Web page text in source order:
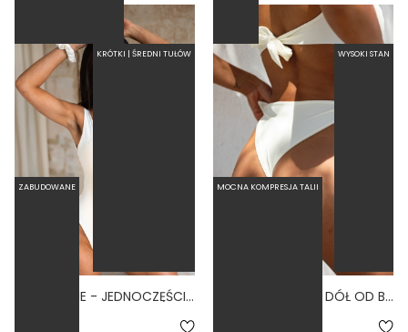
KRÓTKI | ŚREDNI TUŁÓW
BASIC BONE - JEDNOCZĘŚCIOWY STRÓJ KĄPIELOWY MODELUJĄCY ZABUDOWANY BIAŁY
WYSOKI STAN
CONTROL BONE - DÓŁ OD BIKINI WYSOKI STAN WIĄZANY WYCIĘTY BIAŁY
ZABUDOWANE MOCNA KOMPRESJA TALII